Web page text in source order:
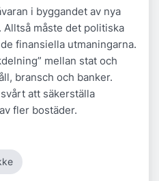
i byggandet av nya
måste det politiska
finansiella utmaningarna.
mellan stat och
bransch och banker.
att säkerställa
fler bostäder.